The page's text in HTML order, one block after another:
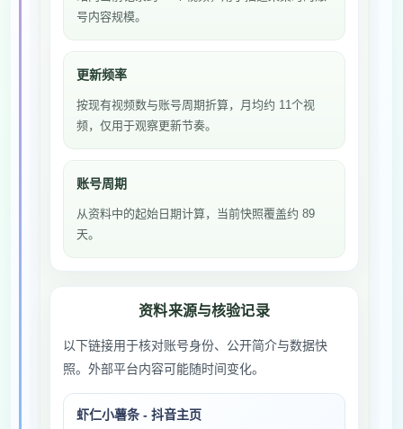
号内容规模。
更新频率
按现有视频数与账号周期折算，月均约 11个视
频，仅用于观察更新节奏。
账号周期
从资料中的起始日期计算，当前快照覆盖约 89
天。
资料来源与核验记录
以下链接用于核对账号身份、公开简介与数据快
照。外部平台内容可能随时间变化。
虾仁小薯条 - 抖音主页